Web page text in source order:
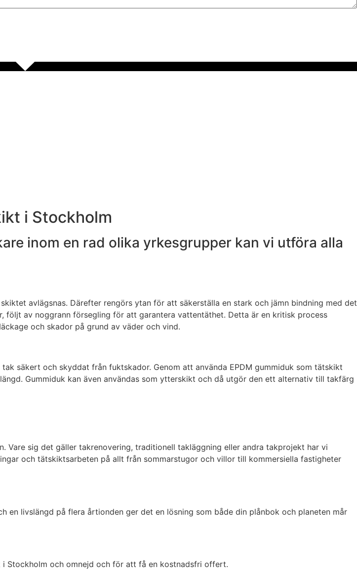
i Stockholm
inom en rad olika yrkesgrupper kan vi utföra alla
avlägsnas. Därefter rengörs ytan för att säkerställa en stark och jämn bindning med det
följt av noggrann försegling för att garantera vattentäthet. Detta är en kritisk process
och skador på grund av väder och vind.
säkert och skyddat från fuktskador. Genom att använda EPDM gummiduk som tätskikt
Gummiduk kan även användas som ytterskikt och då utgör den ett alternativ till takfärg
sig det gäller takrenovering, traditionell takläggning eller andra takprojekt har vi
och tätskiktsarbeten på allt från sommarstugor och villor till kommersiella fastigheter
en livslängd på flera årtionden ger det en lösning som både din plånbok och planeten mår
Stockholm och omnejd och för att få en kostnadsfri offert.